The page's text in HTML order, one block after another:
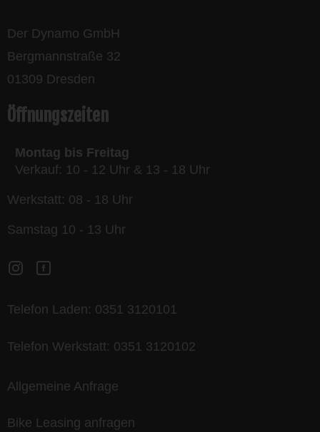
Der Dynamo GmbH
Bergmannstraße 32
01309 Dresden
Öffnungszeiten
Montag bis Freitag
Verkauf: 10 - 12 Uhr & 13 - 18 Uhr
Werkstatt: 08 - 18 Uhr
Samstag 10 - 13 Uhr
Telefon Laden: 0351 3120101
Telefon Werkstatt: 0351 3120102
Allgemeine Anfrage
Bike Leasing anfragen